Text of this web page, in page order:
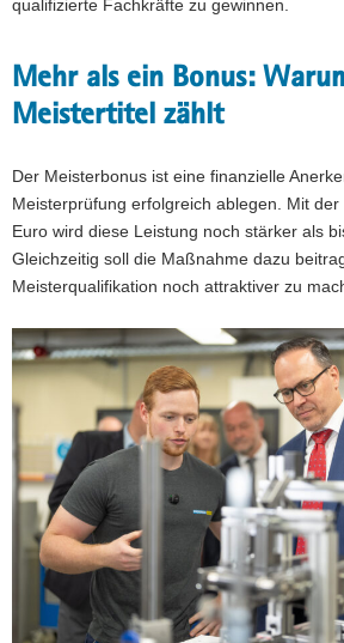
qualifizierte Fachkräfte zu gewinnen.
Mehr als ein Bonus:
Meistertitel zählt
Der Meisterbonus ist eine finanzielle
Meisterprüfung erfolgreich ablegen. Mit
Euro wird diese Leistung noch stärker als
Gleichzeitig soll die Maßnahme dazu
Meisterqualifikation noch attraktiver zu